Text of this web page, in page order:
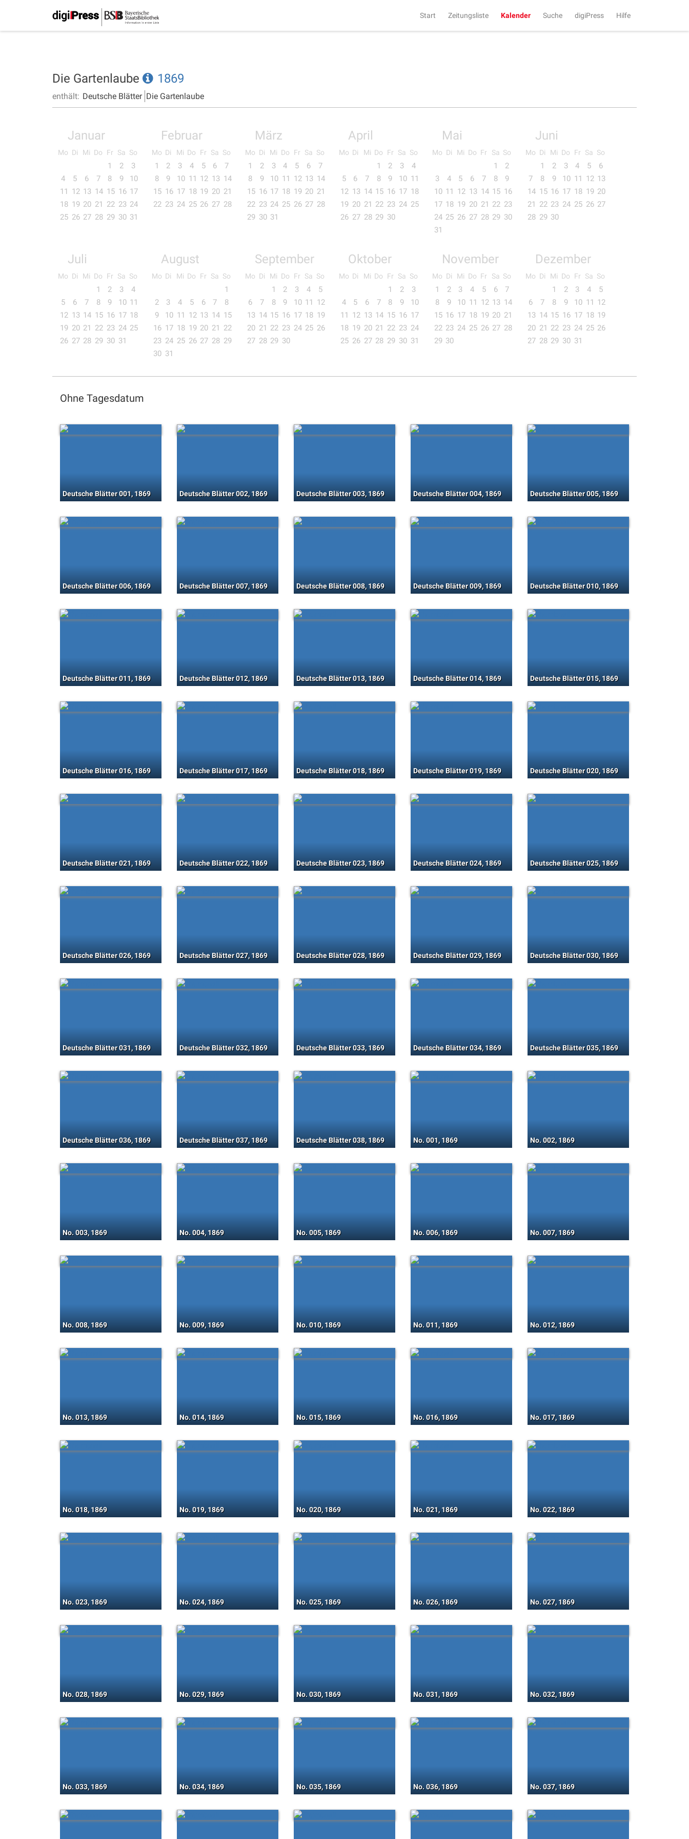
Start Zeitungsliste Kalender Suche digiPress Hilfe
Die Gartenlaube 1869
enthält: Deutsche Blätter Die Gartenlaube
Januar
Mo Di Mi Do Fr Sa So
1 2
3
4
5 6 7 8 9
10
11
12 13 14 15 16 17
18 19 20 21 22 23 24
25 26 27 28 29 30 31
Februar
Mo Di Mi Do Fr Sa So
1 2 3 4 5 6
7
8
9 10 11 12 13 14
15 16 17 18 19 20 21
22 23 24 25 26 27 28
März
Mo Di Mi Do Fr Sa So
1 2 3 4 5 6
7
8
9 10 11 12 13 14
15 16 17 18 19 20 21
22 23 24 25 26 27 28
29 30 31
April
Mo Di Mi Do Fr Sa So
1 2 3
4
5
6 7 8 9 10 11
12 13 14 15 16 17 18
19 20 21 22 23 24 25
26 27 28 29 30
Mai
Mo Di Mi Do Fr Sa So
1
2
3
4 5 6 7 8
9
10 11 12 13 14 15 16
17 18 19 20 21 22 23
24 25 26 27 28 29 30
31
Juni
Mo Di Mi Do Fr Sa So
1 2 3 4 5
6
7
8 9 10 11 12 13
14 15 16 17 18 19 20
21
22 23 24 25 26 27
28 29 30
Juli
Mo Di Mi Do Fr Sa So
1 2 3
4
5
6 7 8 9 10 11
12 13 14 15 16 17 18
19 20 21 22 23 24 25
26 27 28 29 30 31
August
Mo Di Mi Do Fr Sa So
1
2
3 4 5 6 7
8
9
10 11 12 13 14 15
16 17 18 19 20 21
22
23 24 25 26 27 28 29
30 31
September
Mo Di Mi Do Fr Sa So
1 2 3 4
5
6
7 8 9 10 11
12
13 14 15 16 17 18 19
20 21 22 23 24 25 26
27 28 29 30
Oktober
Mo Di Mi Do Fr Sa So
1 2
3
4
5 6 7 8 9
10
11
12 13 14 15 16 17
18 19 20 21 22 23 24
25 26 27 28 29 30 31
November
Mo Di Mi Do Fr Sa So
1 2 3 4 5 6
7
8
9 10 11 12 13 14
15 16 17 18 19 20 21
22 23 24 25 26 27 28
29 30
Dezember
Mo Di Mi Do Fr Sa So
1 2 3 4
5
6
7 8 9 10 11 12
13 14 15 16 17 18 19
20 21 22 23 24 25 26
27 28 29 30 31
Ohne Tagesdatum
Deutsche Blätter 001, 1869 Deutsche Blätter 002, 1869 Deutsche Blätter 003, 1869 Deutsche Blätter 004, 1869 Deutsche Blätter 005, 1869
Deutsche Blätter 006, 1869 Deutsche Blätter 007, 1869 Deutsche Blätter 008, 1869 Deutsche Blätter 009, 1869 Deutsche Blätter 010, 1869
Deutsche Blätter 011, 1869 Deutsche Blätter 012, 1869 Deutsche Blätter 013, 1869 Deutsche Blätter 014, 1869 Deutsche Blätter 015, 1869
Deutsche Blätter 016, 1869 Deutsche Blätter 017, 1869 Deutsche Blätter 018, 1869 Deutsche Blätter 019, 1869 Deutsche Blätter 020, 1869
Deutsche Blätter 021, 1869 Deutsche Blätter 022, 1869 Deutsche Blätter 023, 1869 Deutsche Blätter 024, 1869 Deutsche Blätter 025, 1869
Deutsche Blätter 026, 1869 Deutsche Blätter 027, 1869 Deutsche Blätter 028, 1869 Deutsche Blätter 029, 1869 Deutsche Blätter 030, 1869
Deutsche Blätter 031, 1869 Deutsche Blätter 032, 1869 Deutsche Blätter 033, 1869 Deutsche Blätter 034, 1869 Deutsche Blätter 035, 1869
Deutsche Blätter 036, 1869 Deutsche Blätter 037, 1869 Deutsche Blätter 038, 1869 No. 001, 1869 No. 002, 1869
No. 003, 1869 No. 004, 1869 No. 005, 1869 No. 006, 1869 No. 007, 1869
No. 008, 1869 No. 009, 1869 No. 010, 1869 No. 011, 1869 No. 012, 1869
No. 013, 1869 No. 014, 1869 No. 015, 1869 No. 016, 1869 No. 017, 1869
No. 018, 1869 No. 019, 1869 No. 020, 1869 No. 021, 1869 No. 022, 1869
No. 023, 1869 No. 024, 1869 No. 025, 1869 No. 026, 1869 No. 027, 1869
No. 028, 1869 No. 029, 1869 No. 030, 1869 No. 031, 1869 No. 032, 1869
No. 033, 1869 No. 034, 1869 No. 035, 1869 No. 036, 1869 No. 037, 1869